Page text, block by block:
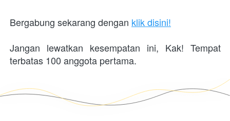
Bergabung sekarang dengan klik disini!
Jangan lewatkan kesempatan ini, Kak! Tempat
terbatas 100 anggota pertama.